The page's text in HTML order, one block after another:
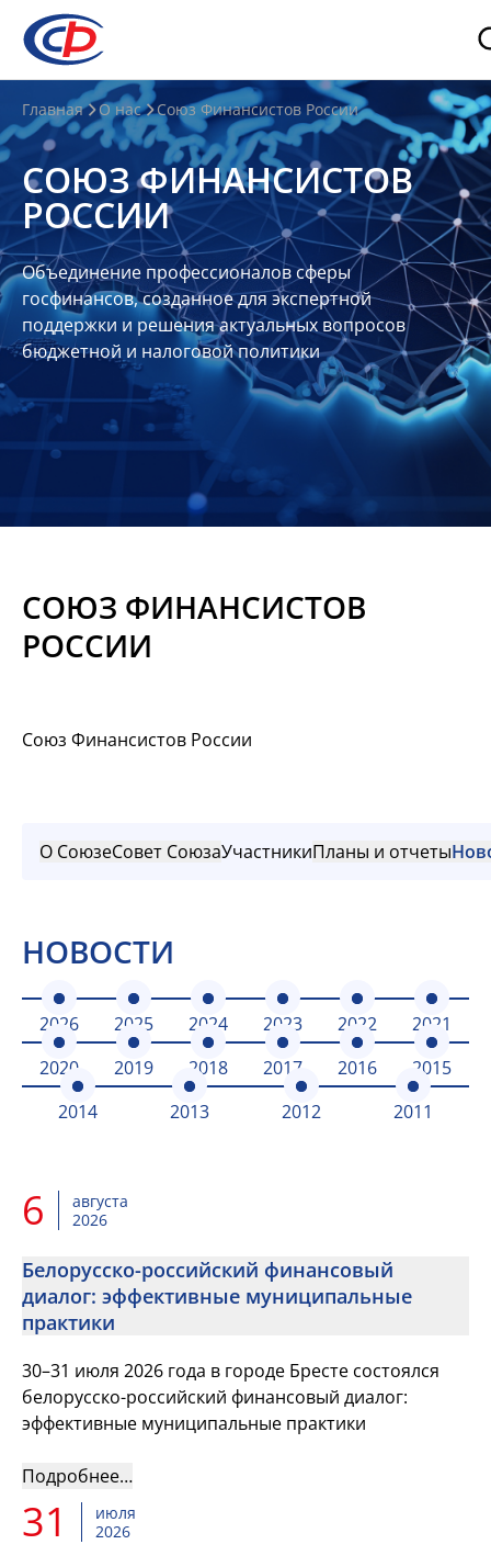
О
нас
О
СФР
Совет
Союза
Участники
Планы
отчеты
Контакты
Материалы
Главная О нас Союз Финансистов России
СОЮЗ ФИНАНСИСТОВ
РОССИИ
Объединение профессионалов сферы
госфинансов, созданное для экспертной
поддержки и решения актуальных вопросов
бюджетной и налоговой политики
СОЮЗ ФИНАНСИСТОВ
РОССИИ
Союз Финансистов России
О СоюзеСовет СоюзаУчастникиПланы и отчеты
НОВОСТИ
2026 2025 2024 2023 2022
2021
2020
2019 2018 2017 2016
2015
2014
2013 2012 2011
6
августа
2026
Белорусско-российский финансовый
диалог: эффективные муниципальные
практики
30–31 июля 2026 года в городе Бресте состоялся
белорусско-российский финансовый диалог:
эффективные муниципальные практики
Подробнее…
31
июля
2026